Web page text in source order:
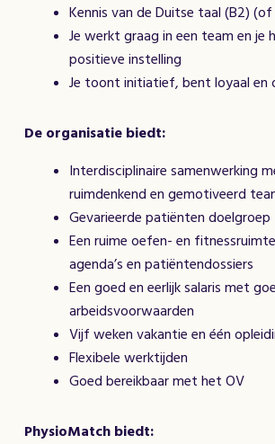
Kennis van de Duitse taal (B2)
Je werkt graag in een team en je
positieve instelling
Je toont initiatief, bent loyaal en
De organisatie biedt:
Interdisciplinaire samenwerking
ruimdenkend en gemotiveerd
Gevarieerde patiënten doelgroep
Een ruime oefen- en
agenda’s en patiëntendossiers
Een goed en eerlijk salaris met
arbeidsvoorwaarden
Vijf weken vakantie en één
Flexibele werktijden
Goed bereikbaar met het OV
PhysioMatch biedt: